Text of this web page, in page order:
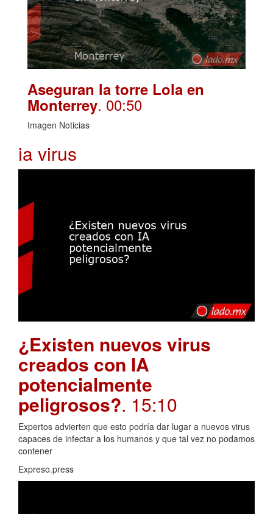
Aseguran la torre Lola en
Monterrey. 00:50
Imagen Noticias
ia virus
¿Existen nuevos virus
creados con IA
potencialmente
peligrosos?. 15:10
Expertos advierten que esto podría dar lugar a nuevos virus
capaces de infectar a los humanos y que tal vez no podamos
contener
Expreso.press